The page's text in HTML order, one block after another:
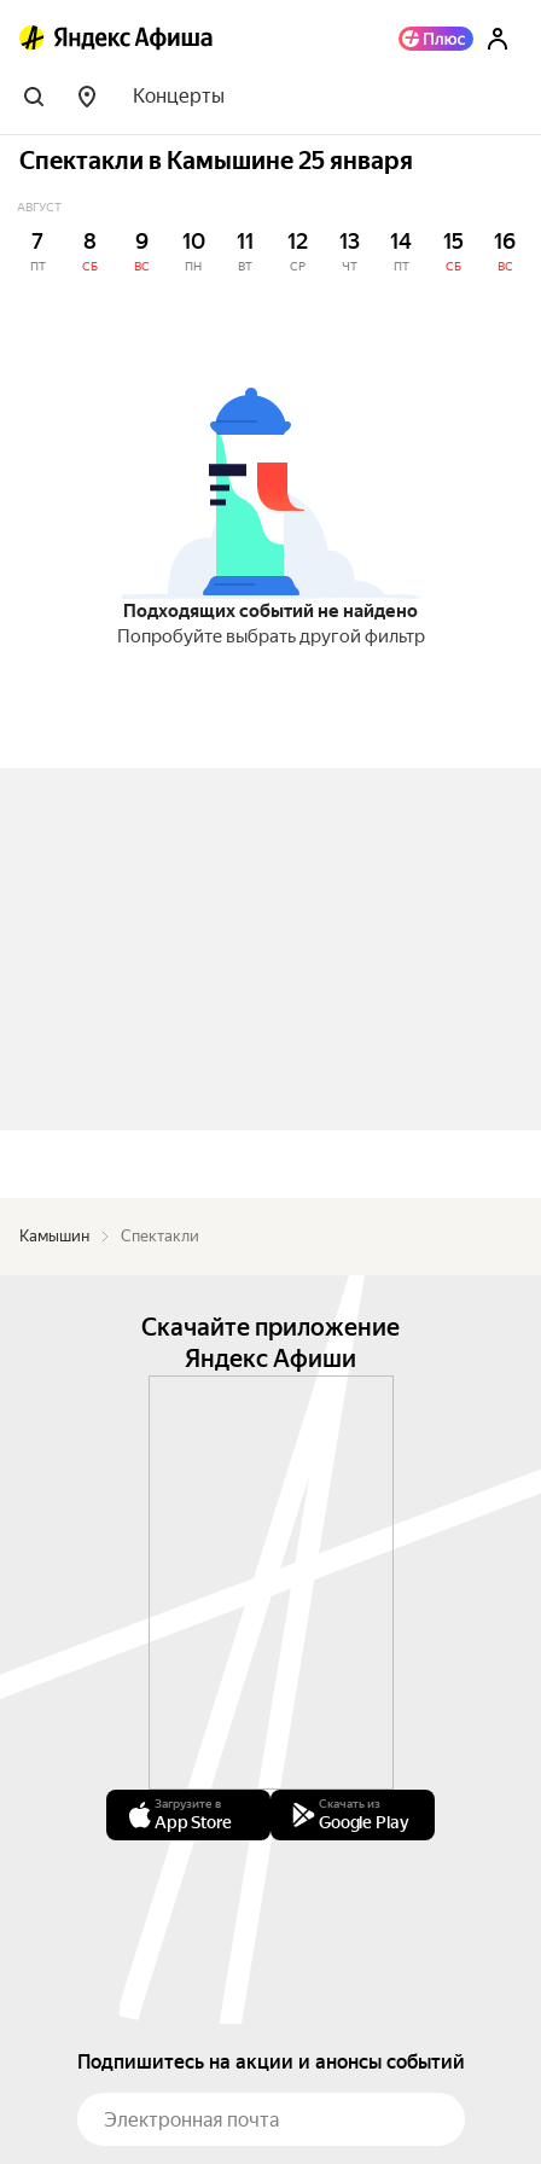
Концерты
Спектакли в Камышине 25 января
АВГУСТ
7
ПТ
8
СБ
9
ВС
10
ПН
11
ВТ
12
СР
13
ЧТ
14
ПТ
15
СБ
16
ВС
Подходящих событий не найдено
Попробуйте выбрать другой фильтр
Камышин Спектакли
Скачайте приложение
Яндекс Афиши
Загрузите в
App Store
Скачать из
Google Play
Подпишитесь на акции и анонсы событий